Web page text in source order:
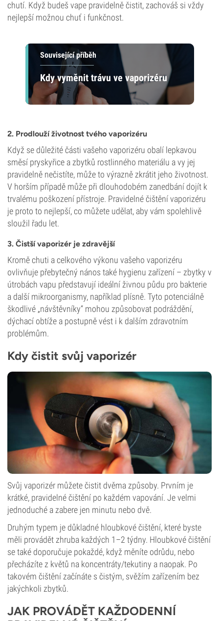
chutí. Když budeš vape pravidelně čistit, zachováš si vždy
nejlepší možnou chuť i funkčnost.
Související příběh
Kdy vyměnit trávu ve vaporizéru
2. Prodlouží životnost tvého vaporizéru
Když se důležité části vašeho vaporizéru obalí lepkavou
směsí pryskyřice a zbytků rostlinného materiálu a vy jej
pravidelně nečistíte, může to výrazně zkrátit jeho životnost.
V horším případě může při dlouhodobém zanedbání dojít k
trvalému poškození přístroje. Pravidelné čištění vaporizéru
je proto to nejlepší, co můžete udělat, aby vám spolehlivě
sloužil řadu let.
3. Čistší vaporizér je zdravější
Kromě chuti a celkového výkonu vašeho vaporizéru
ovlivňuje přebytečný nános také hygienu zařízení – zbytky v
útrobách vapu představují ideální živnou půdu pro bakterie
a další mikroorganismy, například plísně. Tyto potenciálně
škodlivé „návštěvníky“ mohou způsobovat podráždění,
dýchací obtíže a postupně vést i k dalším zdravotním
problémům.
Kdy čistit svůj vaporizér
Svůj vaporizér můžete čistit dvěma způsoby. Prvním je
krátké, pravidelné čištění po každém vapování. Je velmi
jednoduché a zabere jen minutu nebo dvě.
Druhým typem je důkladné hloubkové čištění, které byste
měli provádět zhruba každých 1–2 týdny. Hloubkové čištění
se také doporučuje pokaždé, když měníte odrůdu, nebo
přecházíte z květů na koncentráty/tekutiny a naopak. Po
takovém čištění začínáte s čistým, svěžím zařízením bez
jakýchkoli zbytků.
JAK PROVÁDĚT KAŽDODENNÍ